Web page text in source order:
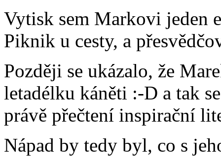
Vytisk sem Markovi jeden
Piknik u cesty, a
Později se ukázalo, že
letadélku káněti :-D a tak
právě přečtení inspirační
Nápad by tedy byl, co s